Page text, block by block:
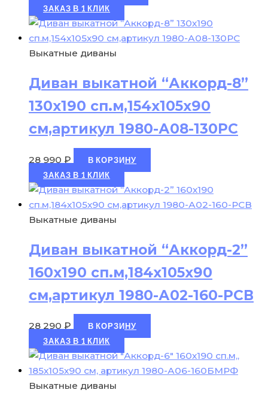
ЗАКАЗ В 1 КЛИК
Выкатные диваны
Диван выкатной “Аккорд-8”
130х190 сп.м,154х105х90
см,артикул 1980-А08-130РС
28 990 ₽
В КОРЗИНУ
ЗАКАЗ В 1 КЛИК
Выкатные диваны
Диван выкатной “Аккорд-2”
160х190 сп.м,184х105х90
см,артикул 1980-А02-160-РСВ
28 290 ₽
В КОРЗИНУ
ЗАКАЗ В 1 КЛИК
Выкатные диваны